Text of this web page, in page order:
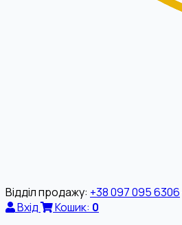
Відділ продажу: +38 097 095 6306
Вхід
Кошик: 0